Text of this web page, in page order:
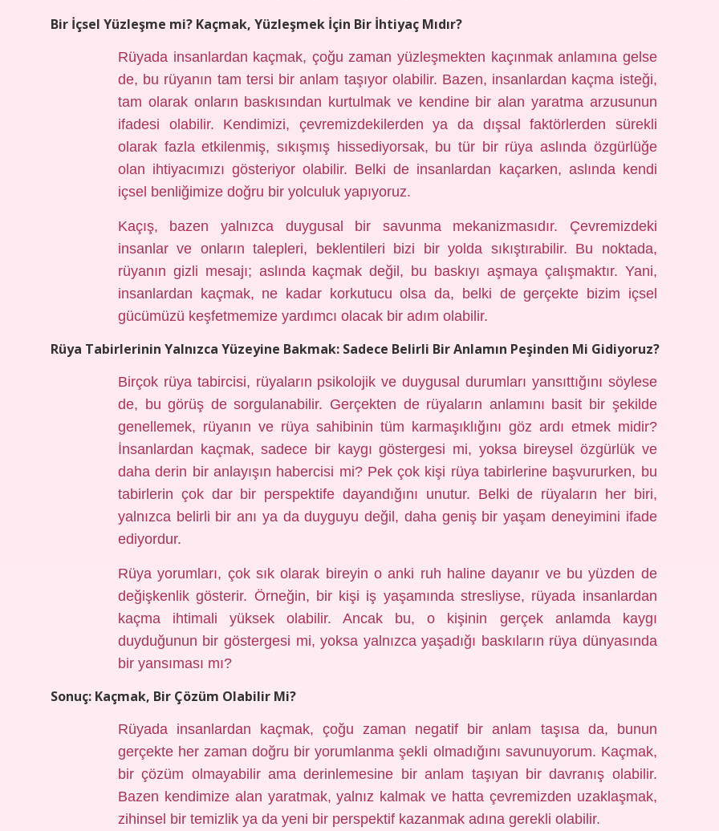
Bir İçsel Yüzleşme mi? Kaçmak, Yüzleşmek İçin Bir İhtiyaç Mıdır?
Rüyada insanlardan kaçmak, çoğu zaman yüzleşmekten kaçınmak anlamına gelse
de, bu rüyanın tam tersi bir anlam taşıyor olabilir. Bazen, insanlardan kaçma isteği,
tam olarak onların baskısından kurtulmak ve kendine bir alan yaratma arzusunun
ifadesi olabilir. Kendimizi, çevremizdekilerden ya da dışsal faktörlerden sürekli
olarak fazla etkilenmiş, sıkışmış hissediyorsak, bu tür bir rüya aslında özgürlüğe
olan ihtiyacımızı gösteriyor olabilir. Belki de insanlardan kaçarken, aslında kendi
içsel benliğimize doğru bir yolculuk yapıyoruz.
Kaçış, bazen yalnızca duygusal bir savunma mekanizmasıdır. Çevremizdeki
insanlar ve onların talepleri, beklentileri bizi bir yolda sıkıştırabilir. Bu noktada,
rüyanın gizli mesajı; aslında kaçmak değil, bu baskıyı aşmaya çalışmaktır. Yani,
insanlardan kaçmak, ne kadar korkutucu olsa da, belki de gerçekte bizim içsel
gücümüzü keşfetmemize yardımcı olacak bir adım olabilir.
Rüya Tabirlerinin Yalnızca Yüzeyine Bakmak: Sadece Belirli Bir Anlamın Peşinden Mi Gidiyoruz?
Birçok rüya tabircisi, rüyaların psikolojik ve duygusal durumları yansıttığını söylese
de, bu görüş de sorgulanabilir. Gerçekten de rüyaların anlamını basit bir şekilde
genellemek, rüyanın ve rüya sahibinin tüm karmaşıklığını göz ardı etmek midir?
İnsanlardan kaçmak, sadece bir kaygı göstergesi mi, yoksa bireysel özgürlük ve
daha derin bir anlayışın habercisi mi? Pek çok kişi rüya tabirlerine başvururken, bu
tabirlerin çok dar bir perspektife dayandığını unutur. Belki de rüyaların her biri,
yalnızca belirli bir anı ya da duyguyu değil, daha geniş bir yaşam deneyimini ifade
ediyordur.
Rüya yorumları, çok sık olarak bireyin o anki ruh haline dayanır ve bu yüzden de
değişkenlik gösterir. Örneğin, bir kişi iş yaşamında stresliyse, rüyada insanlardan
kaçma ihtimali yüksek olabilir. Ancak bu, o kişinin gerçek anlamda kaygı
duyduğunun bir göstergesi mi, yoksa yalnızca yaşadığı baskıların rüya dünyasında
bir yansıması mı?
Sonuç: Kaçmak, Bir Çözüm Olabilir Mi?
Rüyada insanlardan kaçmak, çoğu zaman negatif bir anlam taşısa da, bunun
gerçekte her zaman doğru bir yorumlanma şekli olmadığını savunuyorum. Kaçmak,
bir çözüm olmayabilir ama derinlemesine bir anlam taşıyan bir davranış olabilir.
Bazen kendimize alan yaratmak, yalnız kalmak ve hatta çevremizden uzaklaşmak,
zihinsel bir temizlik ya da yeni bir perspektif kazanmak adına gerekli olabilir.